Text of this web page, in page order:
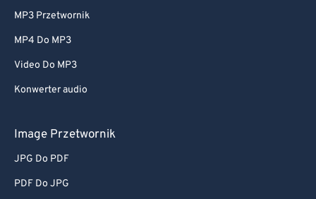
MP3 Przetwornik
MP4 Do MP3
Video Do MP3
Konwerter audio
Image Przetwornik
JPG Do PDF
PDF Do JPG